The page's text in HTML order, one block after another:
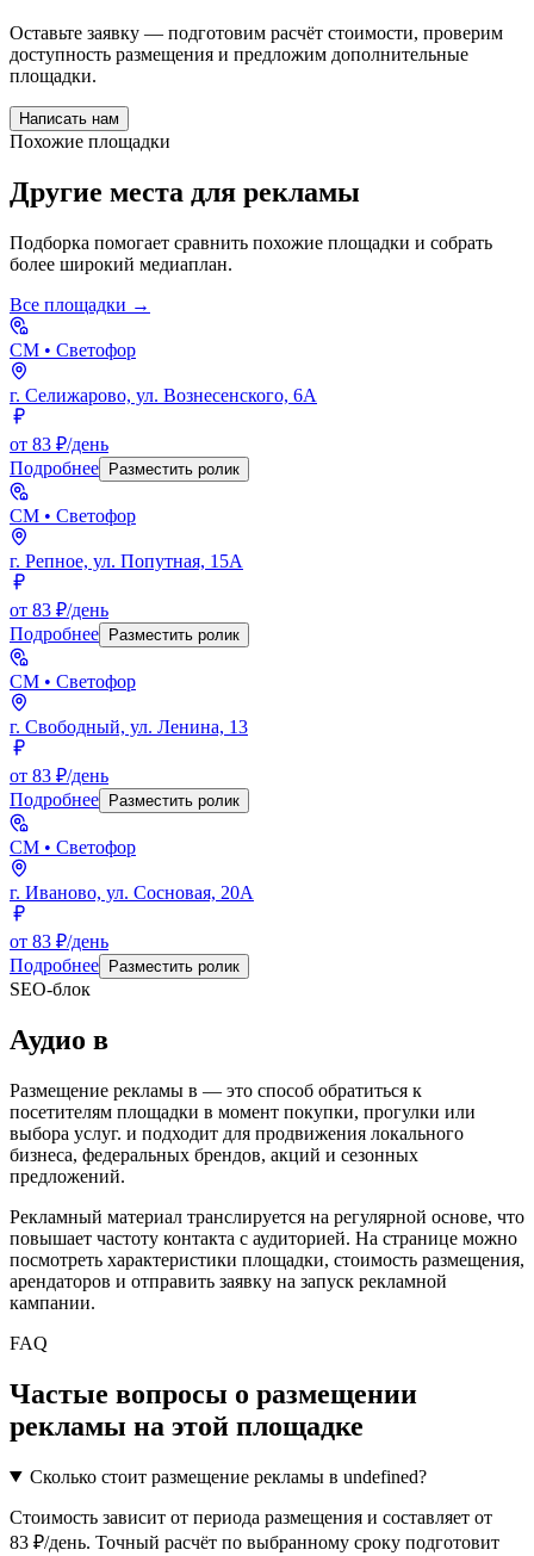
Оставьте заявку — подготовим расчёт стоимости, проверим
доступность размещения и предложим дополнительные
площадки.
Написать нам
Похожие площадки
Другие места для рекламы
Подборка помогает сравнить похожие площадки и собрать
более широкий медиаплан.
Все площадки →
СМ • Светофор
г. Селижарово, ул. Вознесенского, 6А
от 83 ₽/день
Подробнее
Разместить ролик
СМ • Светофор
г. Репное, ул. Попутная, 15А
от 83 ₽/день
Подробнее
Разместить ролик
СМ • Светофор
г. Свободный, ул. Ленина, 13
от 83 ₽/день
Подробнее
Разместить ролик
СМ • Светофор
г. Иваново, ул. Сосновая, 20А
от 83 ₽/день
Подробнее
Разместить ролик
SEO-блок
Аудио в
Размещение рекламы в — это способ обратиться к
посетителям площадки в момент покупки, прогулки или
выбора услуг. и подходит для продвижения локального
бизнеса, федеральных брендов, акций и сезонных
предложений.
Рекламный материал транслируется на регулярной основе, что
повышает частоту контакта с аудиторией. На странице можно
посмотреть характеристики площадки, стоимость размещения,
арендаторов и отправить заявку на запуск рекламной
кампании.
FAQ
Частые вопросы о размещении
рекламы на этой площадке
Сколько стоит размещение рекламы в undefined?
Стоимость зависит от периода размещения и составляет от
83 ₽/день. Точный расчёт по выбранному сроку подготовит